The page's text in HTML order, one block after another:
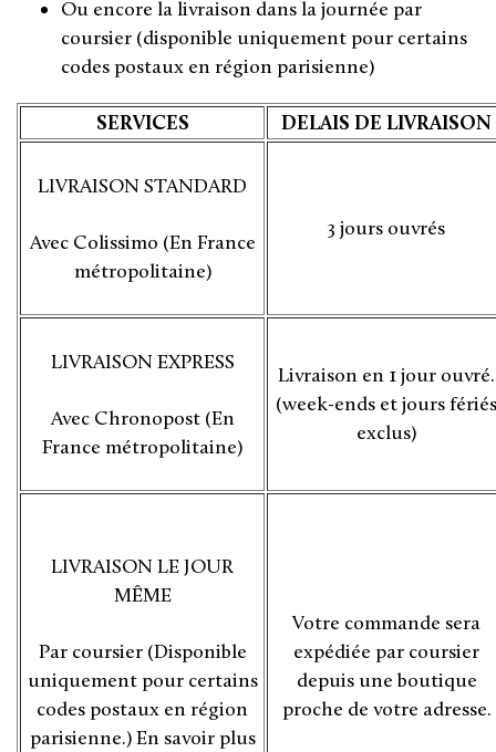
Ou encore la livraison dans la journée par
coursier (disponible uniquement pour certains
codes postaux en région parisienne)
SERVICES DELAIS DE LIVRAISON
LIVRAISON STANDARD
Avec Colissimo (En France
métropolitaine)
3 jours ouvrés
LIVRAISON EXPRESS
Avec Chronopost (En
France métropolitaine)
Livraison en 1 jour ouvré.
(week-ends et jours fériés
exclus)
LIVRAISON LE JOUR
MÊME
Par coursier (Disponible
uniquement pour certains
codes postaux en région
parisienne.) En savoir plus
Votre commande sera
expédiée par coursier
depuis une boutique
proche de votre adresse.